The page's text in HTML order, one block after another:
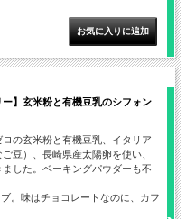
ー】玄米粉と有機豆乳のシフォン
の玄米粉と有機豆乳、イタリア
豆）、長崎県産太陽卵を使い、
した。ベーキングパウダーも不
。味はチョコレートなのに、カフ